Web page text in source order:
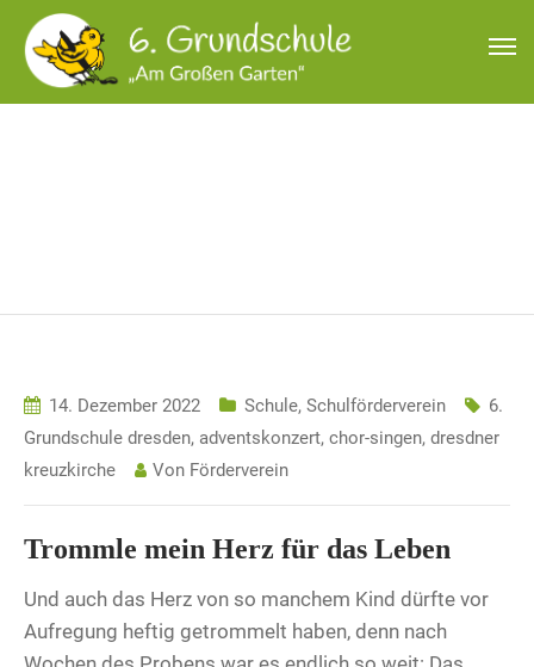
14. Dezember 2022 Schule, Schulförderverein
6.
Grundschule dresden, adventskonzert, chor-singen, dresdner
kreuzkirche
Von Förderverein
Trommle mein Herz für das Leben
Und auch das Herz von so manchem Kind dürfte vor
Aufregung heftig getrommelt haben, denn nach